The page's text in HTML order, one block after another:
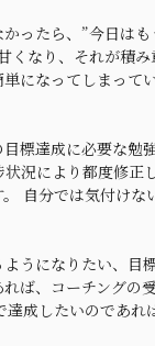
ったら、”今日は
くなり、それが積
になってしまって
目標達成に必要な勉
状況により都度修正
自分では気付けな
うになりたい、目
れば、コーチングの
達成したいのであれ